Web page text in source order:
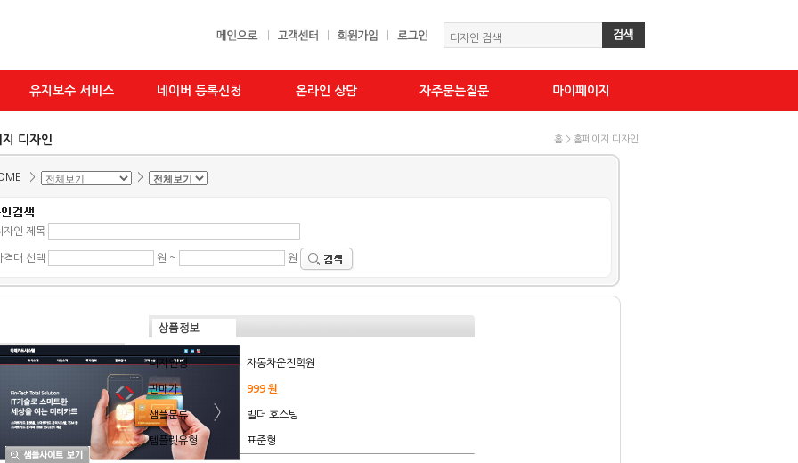
유지보수 서비스 네이버 등록신청 온라인 상담 자주묻는질문 마이페이지
디자인 홈 > 홈페이지 디자인
> >
자인 제목
격대 선택 원 ~ 원
디자인명 자동차운전학원
판매가 999 원
샘플분류 빌더 호스팅
템플릿유형 표준형